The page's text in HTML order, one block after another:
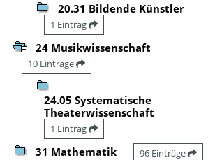
20.31 Bildende Künstler
1 Eintrag
24 Musikwissenschaft
10 Einträge
24.05 Systematische
Theaterwissenschaft
1 Eintrag
31 Mathematik 96 Einträge